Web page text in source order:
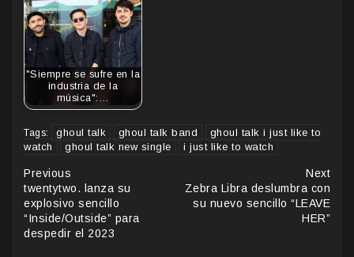
"Siempre se sufre en la
industria de la
música":…
Tags: ghoul talk ghoul talk band
ghoul talk i just like to
watch
ghoul talk new single i just like to watch
Continue
Reading
Previous
twentytwo. lanza su
explosivo sencillo
“Inside/Outside” para
despedir el 2023
Next
Zebra Libra deslumbra con
su nuevo sencillo “LEAVE
HER”